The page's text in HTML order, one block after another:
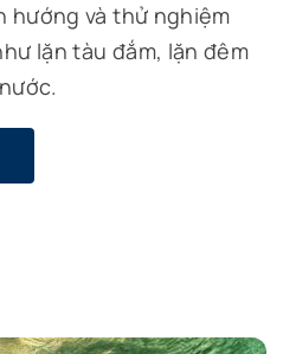
hướng và thử nghiệm
lặn tàu đắm, lặn đêm